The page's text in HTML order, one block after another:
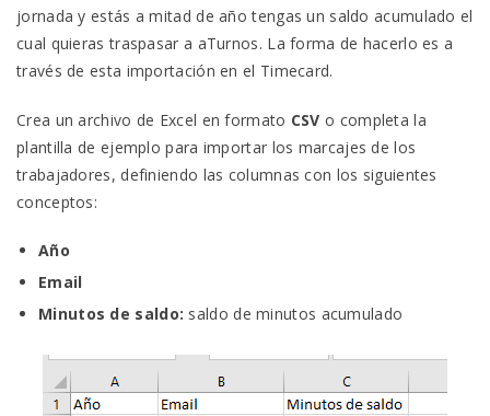
jornada y estás a mitad de año tengas un saldo acumulado el
cual quieras traspasar a aTurnos. La forma de hacerlo es a
través de esta importación en el Timecard.
Crea un archivo de Excel en formato CSV o completa la
plantilla de ejemplo para importar los marcajes de los
trabajadores, definiendo las columnas con los siguientes
conceptos:
Año
Email
Minutos de saldo: saldo de minutos acumulado